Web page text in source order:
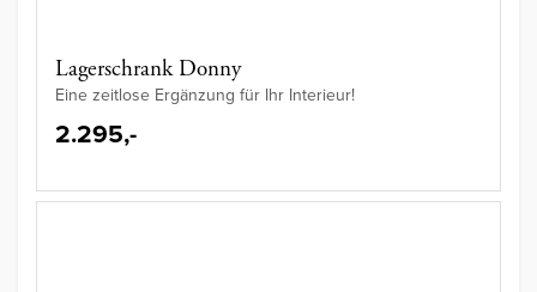
Lagerschrank Donny
Eine zeitlose Ergänzung für Ihr Interieur!
2.295,-